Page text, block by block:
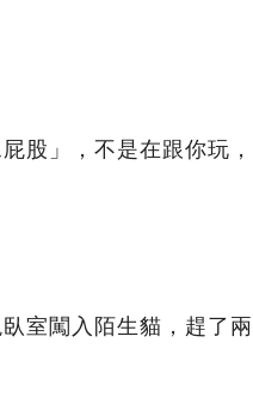
股」，不是在跟你玩
室闖入陌生貓，趕了